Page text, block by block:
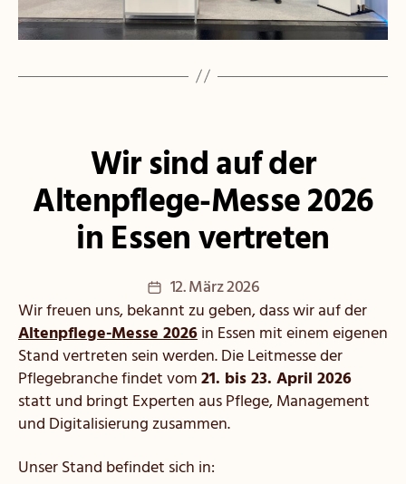
Wir sind auf der
Altenpflege-Messe 2026
in Essen vertreten
Veröffentlichungsdatum
12. März 2026
Wir freuen uns, bekannt zu geben, dass wir auf der
Altenpflege-Messe 2026in Essen mit einem eigenen
Stand vertreten sein werden. Die Leitmesse der
Pflegebranche findet vom21. bis 23. April 2026
statt und bringt Experten aus Pflege, Management
und Digitalisierung zusammen.
Unser Stand befindet sich in: